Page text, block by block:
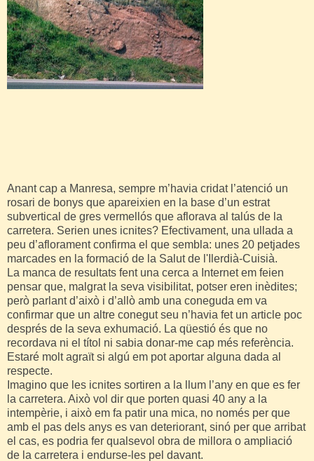
Anant cap a Manresa, sempre m’havia cridat l’atenció un
rosari de bonys que apareixien en la base d’un estrat
subvertical de gres vermellós que aflorava al talús de la
carretera. Serien unes icnites? Efectivament, una ullada a
peu d’aflorament confirma el que sembla: unes 20 petjades
marcades en la formació de la Salut de l'Ilerdià-Cuisià.
La manca de resultats fent una cerca a Internet em feien
pensar que, malgrat la seva visibilitat, potser eren inèdites;
però parlant d’això i d’allò amb una coneguda em va
confirmar que un altre conegut seu n’havia fet un article poc
després de la seva exhumació. La qüestió és que no
recordava ni el títol ni sabia donar-me cap més referència.
Estaré molt agraït si algú em pot aportar alguna dada al
respecte.
Imagino que les icnites sortiren a la llum l’any en que es fer
la carretera. Això vol dir que porten quasi 40 any a la
intempèrie, i això em fa patir una mica, no només per que
amb el pas dels anys es van deteriorant, sinó per que arribat
el cas, es podria fer qualsevol obra de millora o ampliació
de la carretera i endurse-les pel davant.